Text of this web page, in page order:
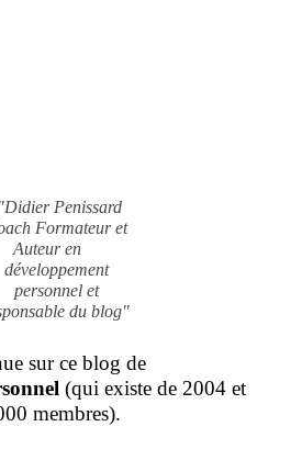
"Didier Penissard
Formateur et
Auteur en
développement
personnel et
du blog"
sur ce blog de
(qui existe de 2004 et
membres).